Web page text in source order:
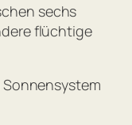
sechs
flüchtige